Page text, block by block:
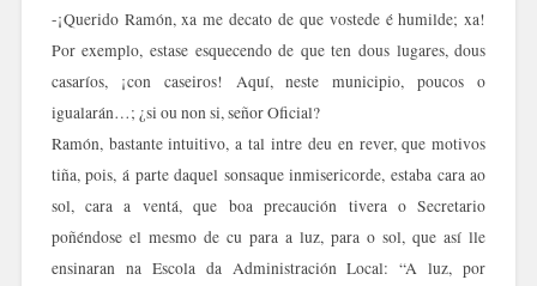
-¡Querido Ramón, xa me decato de que vostede é humilde; xa!
Por exemplo, estase esquecendo de que ten dous lugares, dous
casaríos, ¡con caseiros! Aquí, neste municipio, poucos o
igualarán…; ¿si ou non si, señor Oficial?
Ramón, bastante intuitivo, a tal intre deu en rever, que motivos
tiña, pois, á parte daquel sonsaque inmisericorde, estaba cara ao
sol, cara a ventá, que boa precaución tivera o Secretario
poñéndose el mesmo de cu para a luz, para o sol, que así lle
ensinaran na Escola da Administración Local: “A luz, por